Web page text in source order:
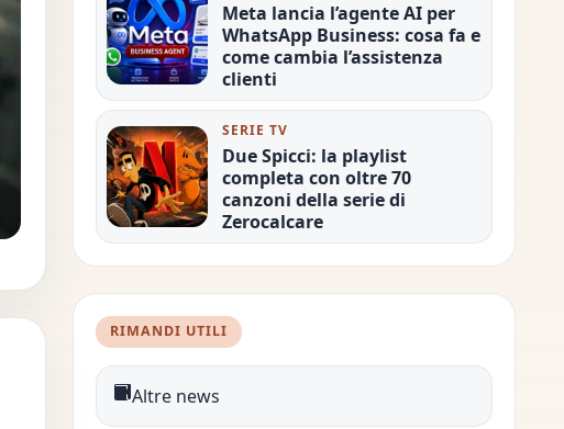
Meta lancia l’agente AI per
WhatsApp Business: cosa fa e
come cambia l’assistenza
clienti
SERIE TV
Due Spicci: la playlist
completa con oltre 70
canzoni della serie di
Zerocalcare
RIMANDI UTILI
Altre news